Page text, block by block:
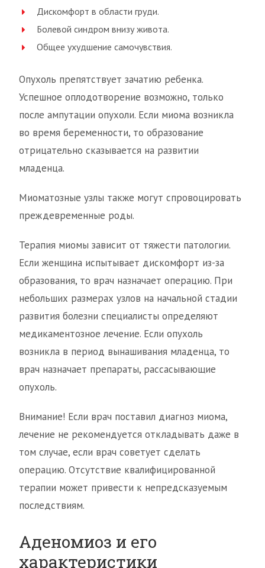
Дискомфорт в области груди.
Болевой синдром внизу живота.
Общее ухудшение самочувствия.
Опухоль препятствует зачатию ребенка.
Успешное оплодотворение возможно, только
после ампутации опухоли. Если миома возникла
во время беременности, то образование
отрицательно сказывается на развитии
младенца.
Миоматозные узлы также могут спровоцировать
преждевременные роды.
Терапия миомы зависит от тяжести патологии.
Если женщина испытывает дискомфорт из-за
образования, то врач назначает операцию. При
небольших размерах узлов на начальной стадии
развития болезни специалисты определяют
медикаментозное лечение. Если опухоль
возникла в период вынашивания младенца, то
врач назначает препараты, рассасывающие
опухоль.
Внимание! Если врач поставил диагноз миома,
лечение не рекомендуется откладывать даже в
том случае, если врач советует сделать
операцию. Отсутствие квалифицированной
терапии может привести к непредсказуемым
последствиям.
Аденомиоз и его
характеристики